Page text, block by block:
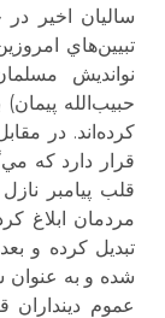
ساليان اخير در
تبيين‌هاي
حبيب‌الله
كرده‌اند. در
قرار دارد كه
قلب پيامبر
مردمان ابلاغ
تبديل كرده و
شده و به عنوان
عموم